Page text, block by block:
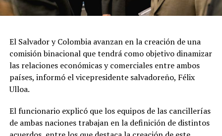
El Salvador y Colombia avanzan en la creación de una
comisión binacional que tendrá como objetivo dinamizar
las relaciones económicas y comerciales entre ambos
países, informó el vicepresidente salvadoreño, Félix
Ulloa.
El funcionario explicó que los equipos de las cancillerías
de ambas naciones trabajan en la definición de distintos